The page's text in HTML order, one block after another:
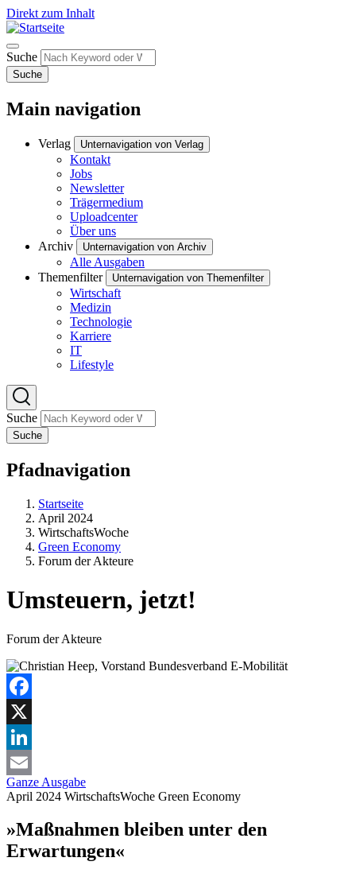
Direkt zum Inhalt
Suche
Suche
Main navigation
Verlag Unternavigation von Verlag
Kontakt
Jobs
Newsletter
Trägermedium
Uploadcenter
Über uns
Archiv
Unternavigation von Archiv
Alle Ausgaben
Themenfilter
Unternavigation von Themenfilter
Wirtschaft
Medizin
Technologie
Karriere
IT
Lifestyle
Suche
Suche
Pfadnavigation
Startseite
April 2024
WirtschaftsWoche
Green Economy
Forum der Akteure
Umsteuern, jetzt!
Forum der Akteure
Facebook
X
LinkedIn
Email
Ganze Ausgabe
April 2024 WirtschaftsWoche Green Economy
»Maßnahmen bleiben unter den
Erwartungen«